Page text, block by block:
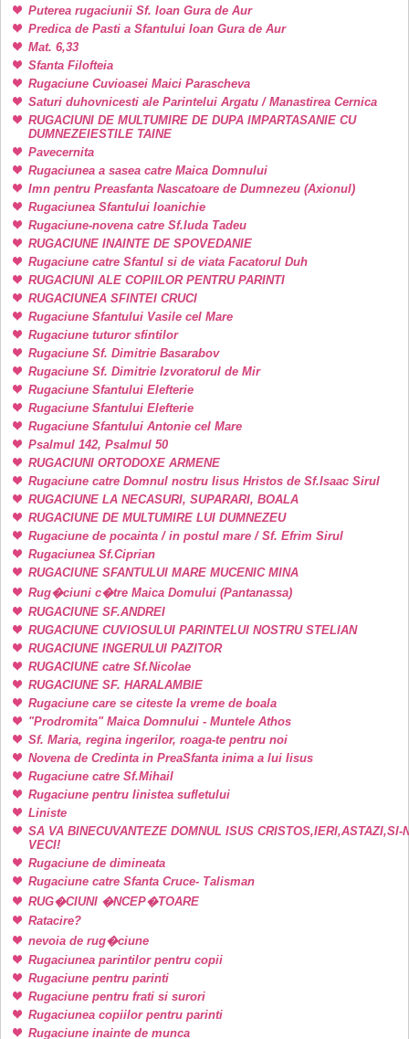
Puterea rugaciunii Sf. Ioan Gura de Aur
Predica de Pasti a Sfantului Ioan Gura de Aur
Mat. 6,33
Sfanta Filofteia
Rugaciune Cuvioasei Maici Parascheva
Saturi duhovnicesti ale Parintelui Argatu / Manastirea Cernica
RUGACIUNI DE MULTUMIRE DE DUPA IMPARTASANIE CU
DUMNEZEIESTILE TAINE
Pavecernita
Rugaciunea a sasea catre Maica Domnului
Imn pentru Preasfanta Nascatoare de Dumnezeu (Axionul)
Rugaciunea Sfantului Ioanichie
Rugaciune-novena catre Sf.Iuda Tadeu
RUGACIUNE INAINTE DE SPOVEDANIE
Rugaciune catre Sfantul si de viata Facatorul Duh
RUGACIUNI ALE COPIILOR PENTRU PARINTI
RUGACIUNEA SFINTEI CRUCI
Rugaciune Sfantului Vasile cel Mare
Rugaciune tuturor sfintilor
Rugaciune Sf. Dimitrie Basarabov
Rugaciune Sf. Dimitrie Izvoratorul de Mir
Rugaciune Sfantului Elefterie
Rugaciune Sfantului Elefterie
Rugaciune Sfantului Antonie cel Mare
Psalmul 142, Psalmul 50
RUGACIUNI ORTODOXE ARMENE
Rugaciune catre Domnul nostru Iisus Hristos de Sf.Isaac Sirul
RUGACIUNE LA NECASURI, SUPARARI, BOALA
RUGACIUNE DE MULTUMIRE LUI DUMNEZEU
Rugaciune de pocainta / in postul mare / Sf. Efrim Sirul
Rugaciunea Sf.Ciprian
RUGACIUNE SFANTULUI MARE MUCENIC MINA
Rug�ciuni c�tre Maica Domului (Pantanassa)
RUGACIUNE SF.ANDREI
RUGACIUNE CUVIOSULUI PARINTELUI NOSTRU STELIAN
RUGACIUNE INGERULUI PAZITOR
RUGACIUNE catre Sf.Nicolae
RUGACIUNE SF. HARALAMBIE
Rugaciune care se citeste la vreme de boala
"Prodromita" Maica Domnului - Muntele Athos
Sf. Maria, regina ingerilor, roaga-te pentru noi
Novena de Credinta in PreaSfanta inima a lui Iisus
Rugaciune catre Sf.Mihail
Rugaciune pentru linistea sufletului
Liniste
SA VA BINECUVANTEZE DOMNUL ISUS CRISTOS,IERI,ASTAZI,SI-
VECI!
Rugaciune de dimineata
Rugaciune catre Sfanta Cruce- Talisman
RUG�CIUNI �NCEP�TOARE
Ratacire?
nevoia de rug�ciune
Rugaciunea parintilor pentru copii
Rugaciune pentru parinti
Rugaciune pentru frati si surori
Rugaciunea copiilor pentru parinti
Rugaciune inainte de munca